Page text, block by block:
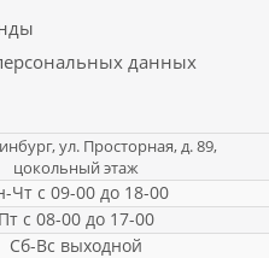
данных
ул. Просторная, д. 89,
цокольный этаж
Чт с 09-00 до 18-00
Пт с 08-00 до 17-00
Сб-Вс выходной